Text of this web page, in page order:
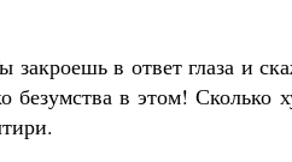
закроешь в ответ глаза и
безумства в этом!